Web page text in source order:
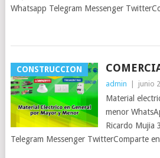
Whatsapp Telegram Messenger
CONSTRUCCION
admin junio
Material
menor
Ricardo Mujia
Telegram Messenger TwitterComparte